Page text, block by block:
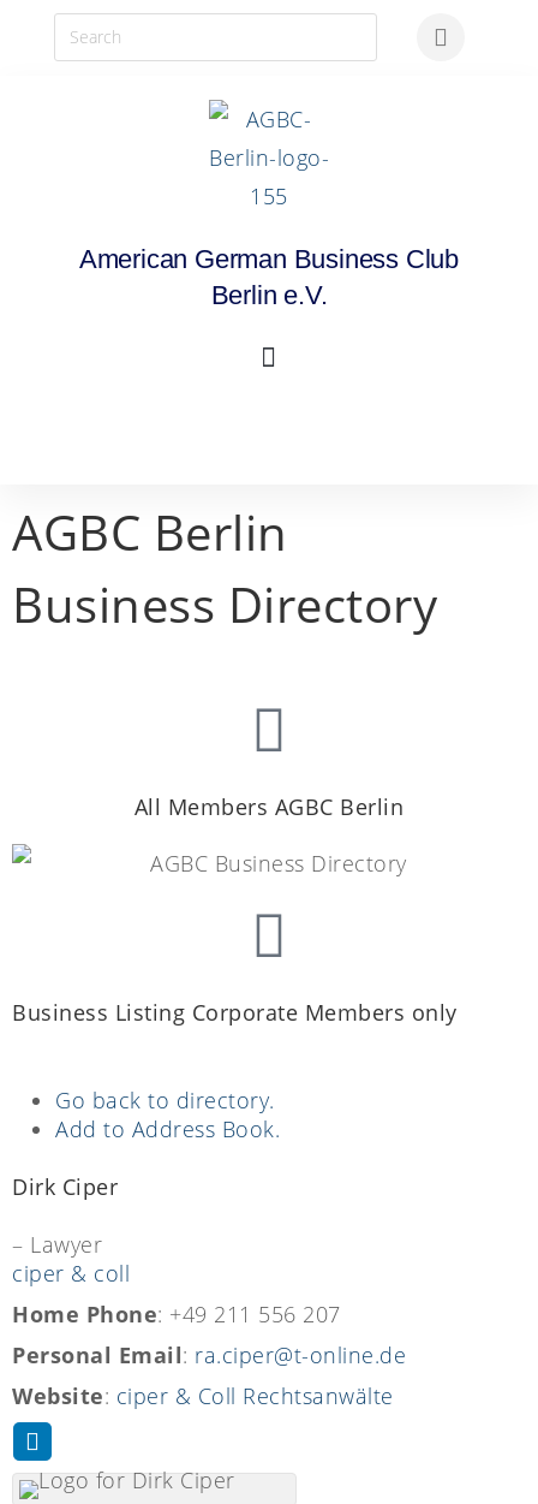
American German Business Club
Berlin e.V.
AGBC Berlin
Business Directory
All Members AGBC Berlin
Business Listing Corporate Members only
Go back to directory.
Add to Address Book.
Dirk Ciper
– Lawyer
ciper & coll
Home Phone: +49 211 556 207
Personal Email: ra.ciper@t-online.de
Website: ciper & Coll Rechtsanwälte